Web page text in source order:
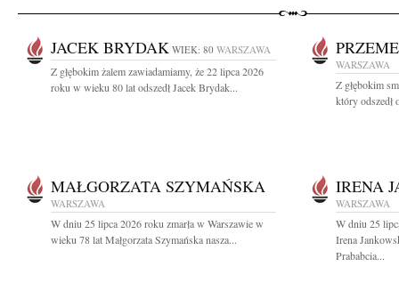
JACEK BRYDAK WIEK: 80 WARSZAWA
Z głębokim żalem zawiadamiamy, że 22 lipca 2026
roku w wieku 80 lat odszedł Jacek Brydak...
WARSZAWA
Z głębokim
który odszedł
MAŁGORZATA SZYMAŃSKA
WARSZAWA
W dniu 25 lipca 2026 roku zmarła w Warszawie w
wieku 78 lat Małgorzata Szymańska nasza...
IRENA
WARSZAWA
W dniu 25
Irena
Prababcia...